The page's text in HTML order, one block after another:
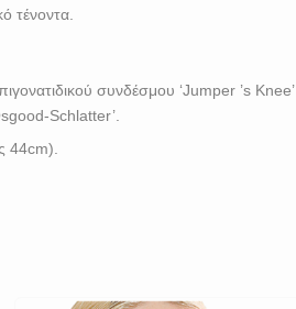
τένοντα.
συνδέσμου ‘Jumper ’s Knee’
Schlatter’.
44cm).